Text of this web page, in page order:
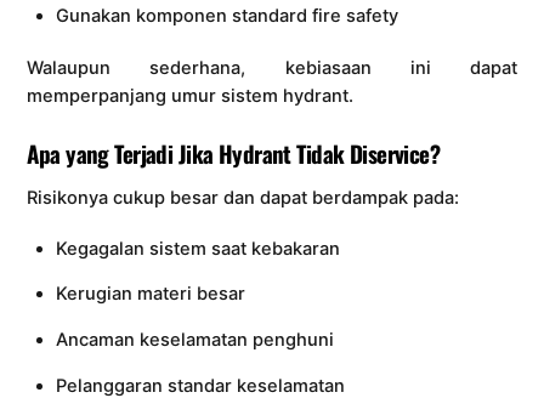
Gunakan komponen standard fire safety
Walaupun sederhana, kebiasaan ini dapat
memperpanjang umur sistem hydrant.
Apa yang Terjadi Jika Hydrant Tidak Diservice?
Risikonya cukup besar dan dapat berdampak pada:
Kegagalan sistem saat kebakaran
Kerugian materi besar
Ancaman keselamatan penghuni
Pelanggaran standar keselamatan